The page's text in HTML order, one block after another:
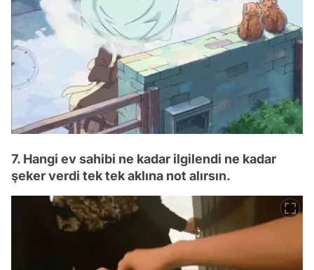
7. Hangi ev sahibi ne kadar ilgilendi ne kadar
şeker verdi tek tek aklına not alırsın.